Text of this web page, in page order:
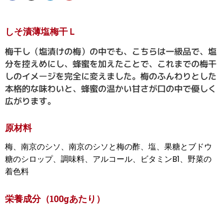
しそ漬薄塩梅干Ｌ
梅干し（塩漬けの梅）の中でも、こちらは一級品で、塩
分を控えめにし、蜂蜜を加えたことで、これまでの梅干
しのイメージを完全に変えました。梅のふんわりとした
本格的な味わいと、蜂蜜の温かい甘さが口の中で優しく
広がります。
原材料
梅、南京のシソ、南京のシソと梅の酢、塩、果糖とブドウ
糖のシロップ、調味料、アルコール、ビタミンB1、野菜の
着色料
栄養成分（100gあたり）